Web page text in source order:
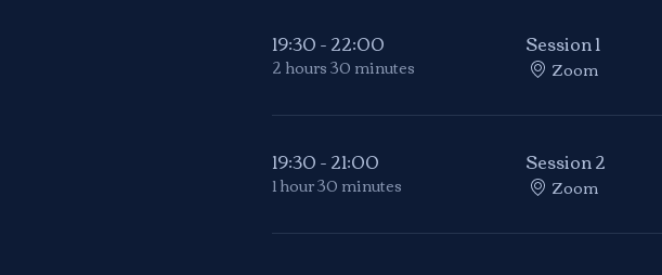
19:30 - 22:00
2 hours 30 minutes
Session 1
Zoom
19:30 - 21:00
1 hour 30 minutes
Session 2
Zoom